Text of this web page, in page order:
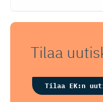
Tilaa
Tilaa EK:n